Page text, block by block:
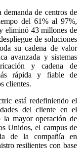
de centros de
del 61% al 97%,
eliminó 43 millones de
de soluciones
su cadena de valor
avanzada y sistemas
y cadena de
rápida y fiable de
clientes.
está redefiniendo el
del cliente en el
la mayor operación de
Unidos, el campus de
de la compañía en
resilientes con base